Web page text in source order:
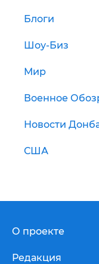
Блоги
Шоу-Биз
Мир
Военное
Новости
США
О проекте
Редакция